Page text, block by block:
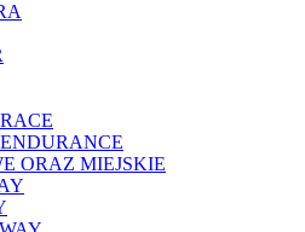
ORAZ MIEJSKIE